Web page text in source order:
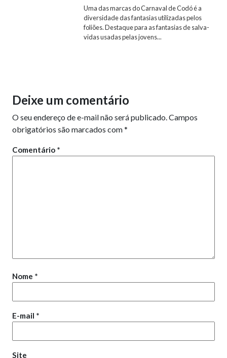
Uma das marcas do Carnaval de Codó é a
diversidade das fantasias utilizadas pelos
foliões. Destaque para as fantasias de salva-
vidas usadas pelas jovens...
Deixe um comentário
O seu endereço de e-mail não será publicado.Campos
obrigatórios são marcados com*
Comentário *
Nome *
E-mail *
Site